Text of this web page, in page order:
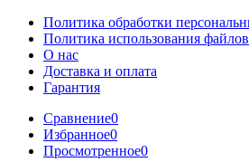
Политика обработки
Политика использования
О нас
Доставка и оплата
Гарантия
Сравнение0
Избранное0
Просмотренное0